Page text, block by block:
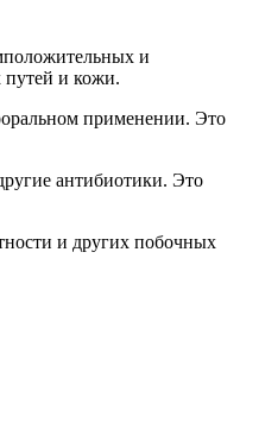
и
путей и кожи.
применении. Это
антибиотики. Это
и других побочных